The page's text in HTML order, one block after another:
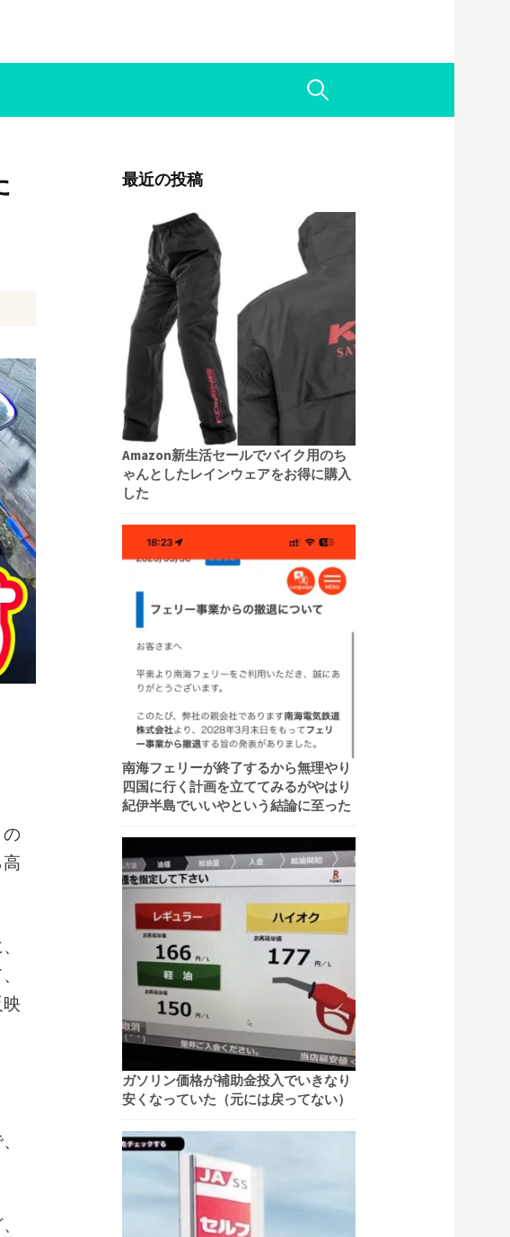
検
最近の投稿
Amazon新生活セールでバイク用のち
ゃんとしたレインウェアをお得に購入
した
南海フェリーが終了するから無理やり
四国に行く計画を立ててみるがやはり
紀伊半島でいいやという結論に至った
ガソリン価格が補助金投入でいきなり
安くなっていた（元には戻ってない）